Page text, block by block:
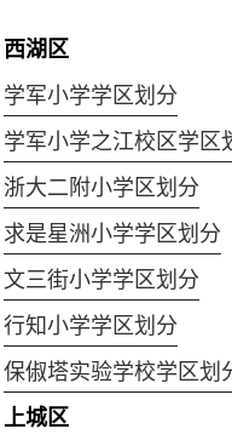
西湖区
学军小学学区划分
学军小学之江校区学区
浙大二附小学区划分
求是星洲小学学区划分
文三街小学学区划分
行知小学学区划分
保俶塔实验学校学区划
上城区